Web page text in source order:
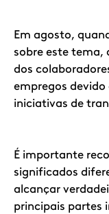
Em agosto,
sobre este tema,
dos
empregos
iniciativas de
É importante
significados
alcançar
principais partes